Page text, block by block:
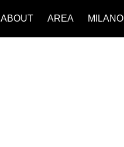
ABOUT AREA MILANO